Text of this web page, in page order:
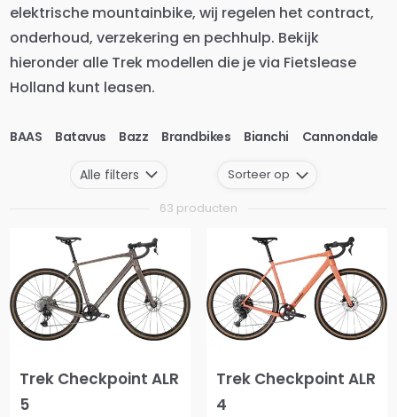
elektrische mountainbike, wij regelen het contract,
onderhoud, verzekering en pechhulp. Bekijk
hieronder alle Trek modellen die je via Fietslease
Holland kunt leasen.
BAAS Batavus Bazz Brandbikes Bianchi Cannondale
63 producten
Trek Checkpoint ALR
5
Trek Checkpoint ALR
4
Alle filters Sorteer op